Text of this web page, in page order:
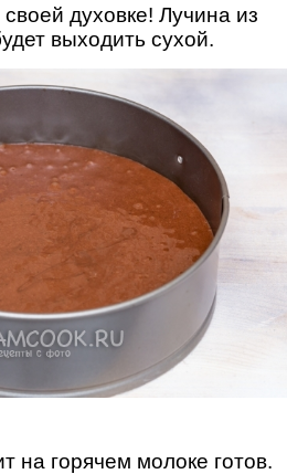
духовке! Лучина из
выходить сухой.
на горячем молоке готов.